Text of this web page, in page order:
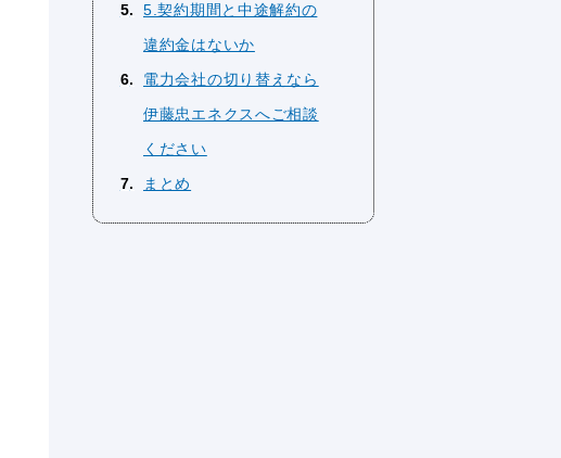
5
5.契約期間と中途解約の
違約金はないか
6
電力会社の切り替えなら
伊藤忠エネクスへご相談
ください
7
まとめ